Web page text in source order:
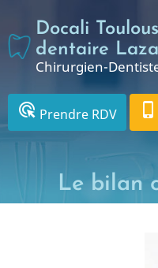
contenu
principal
Docali
dentaire
Chirurgien-
ads_click Prendre RDV phone_iphone
Le bilan